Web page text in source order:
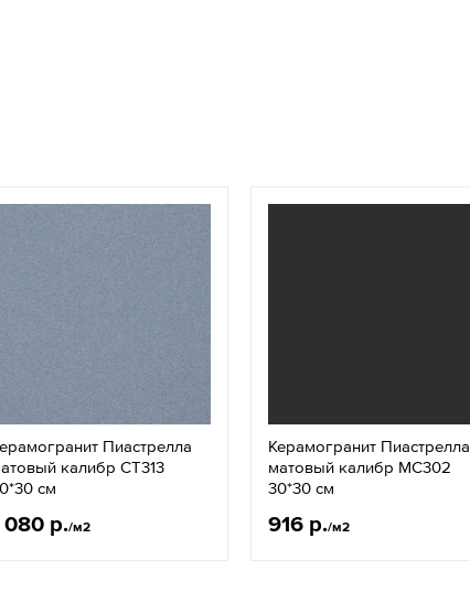
Пиастрелла
калибр СТ313
см
080 р./м2
Керамогранит Пиастрелла
матовый калибр МС302
30*30 см
916 р./м2